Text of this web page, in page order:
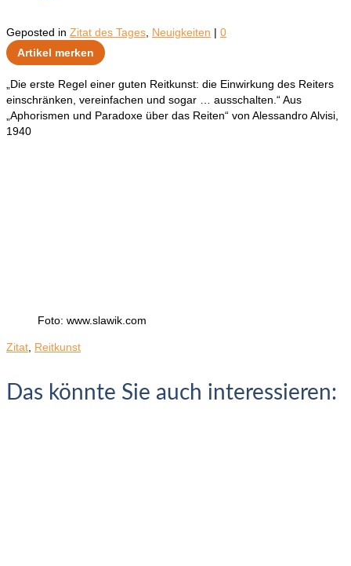
Geposted in Zitat des Tages Neuigkeiten | 0
Artikel merken
„Die erste Regel einer guten Reitkunst: die Einwirkung des Reiters
einschränken, vereinfachen und sogar … ausschalten.“ Aus
„Aphorismen und Paradoxe über das Reiten“ von Alessandro Alvisi,
1940
Foto: www.slawik.com
Zitat Reitkunst
Das könnte Sie auch interessieren: